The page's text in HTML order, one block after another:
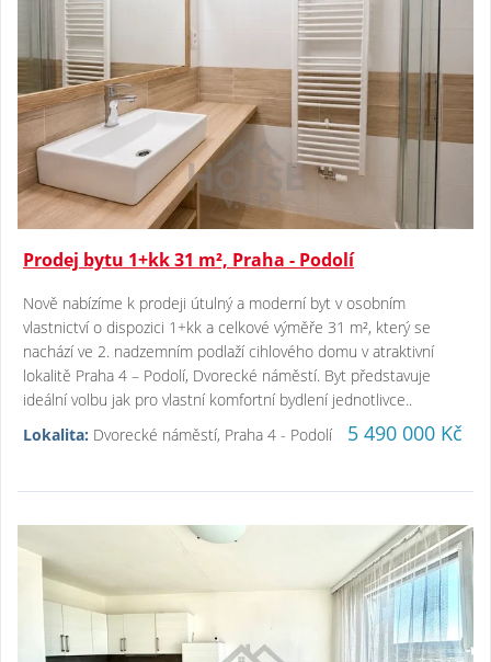
Prodej bytu 1+kk 31 m², Praha - Podolí
Nově nabízíme k prodeji útulný a moderní byt v osobním
vlastnictví o dispozici 1+kk a celkové výměře 31 m², který se
nachází ve 2. nadzemním podlaží cihlového domu v atraktivní
lokalitě Praha 4 – Podolí, Dvorecké náměstí. Byt představuje
ideální volbu jak pro vlastní komfortní bydlení jednotlivce..
Lokalita: Dvorecké náměstí, Praha 4 - Podolí 5 490 000 Kč